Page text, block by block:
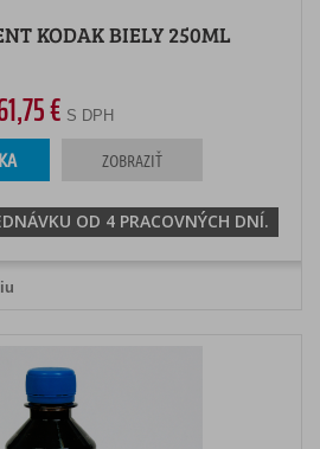
KODAK BIELY 250ML
€ S DPH
ZOBRAZIŤ
OD 4 PRACOVNÝCH DNÍ.